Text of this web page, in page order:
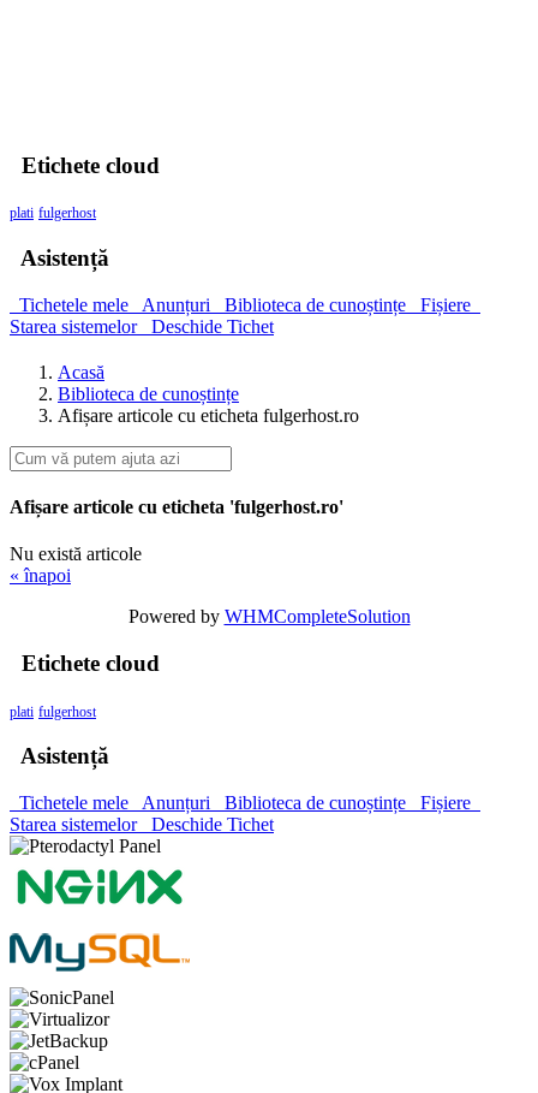
Etichete cloud
plati fulgerhost
Asistență
Tichetele mele Anunțuri Biblioteca de cunoștințe
Fișiere
Starea sistemelor
Deschide Tichet
Acasă
Biblioteca de cunoștințe
Afișare articole cu eticheta fulgerhost.ro
Afișare articole cu eticheta 'fulgerhost.ro'
Nu există articole
« înapoi
Powered by WHMCompleteSolution
Etichete cloud
plati fulgerhost
Asistență
Tichetele mele Anunțuri Biblioteca de cunoștințe
Fișiere
Starea sistemelor
Deschide Tichet